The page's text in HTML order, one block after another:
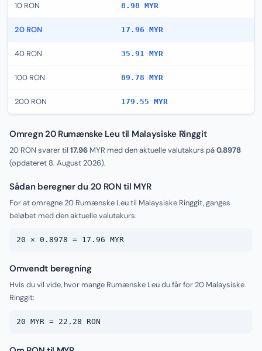
10 RON 8.98 MYR
20 RON 17.96 MYR
40 RON 35.91 MYR
100 RON 89.78 MYR
200 RON 179.55 MYR
Omregn 20 Rumænske Leu til Malaysiske Ringgit
20 RON svarer til 17.96 MYR med den aktuelle valutakurs på0.8978
(opdateret 8. August 2026).
Sådan beregner du 20 RON til MYR
For at omregne 20 Rumænske Leu til Malaysiske Ringgit, ganges
beløbet med den aktuelle valutakurs:
20 × 0.8978 = 17.96 MYR
Omvendt beregning
Hvis du vil vide, hvor mange Rumænske Leu du får for 20 Malaysiske
Ringgit:
20 MYR = 22.28 RON